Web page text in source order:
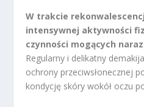
W trakcie
intensywnej aktywności
czynności mogących
Regularny i delikatny
ochrony przeciwsłonecznej
kondycję skóry wokół oczu